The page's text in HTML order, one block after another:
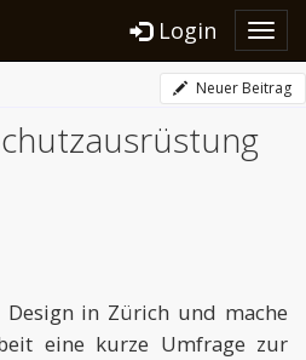
Login
Neuer Beitrag
in Zürich und mache
eine kurze Umfrage zur